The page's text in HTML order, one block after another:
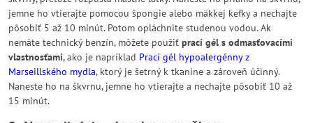
jemne ho vtierajte pomocou špongie alebo mäkkej kefky a nechajte
pôsobiť 5 až 10 minút. Potom opláchnite studenou vodou. Ak
nemáte technický benzín, môžete použiť prací gél s odmasťovacími
vlastnosťami, ako je napríklad Prací gél hypoalergénny z
Marseillského mydla, ktorý je šetrný k tkanine a zároveň účinný.
Naneste ho na škvrnu, jemne ho vtierajte a nechajte pôsobiť 10 až
15 minút.